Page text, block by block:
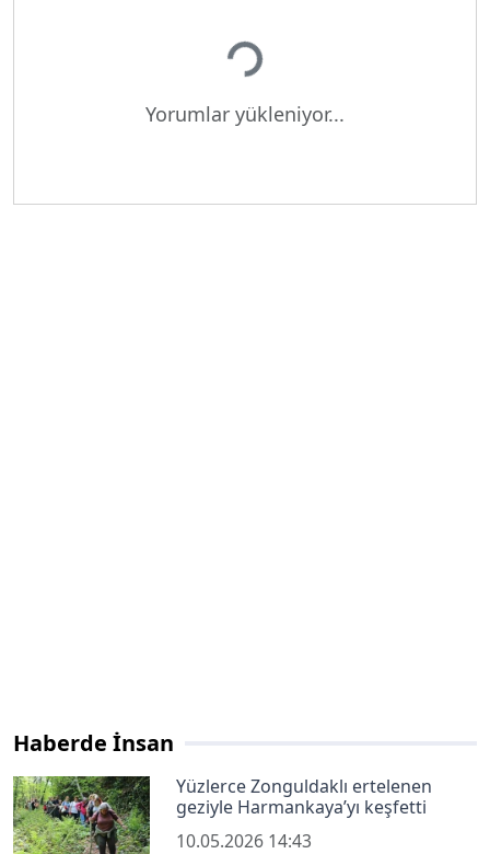
Yükleniyor...
Yorumlar yükleniyor...
Haberde İnsan
Yüzlerce Zonguldaklı ertelenen
geziyle Harmankaya’yı keşfetti
10.05.2026 14:43